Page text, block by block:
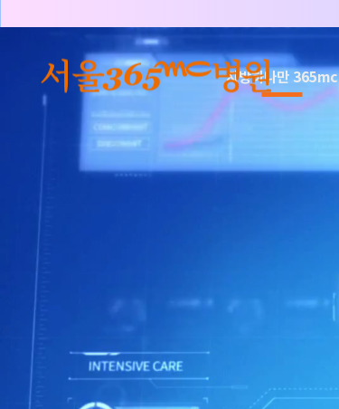
지방하나만 365mc